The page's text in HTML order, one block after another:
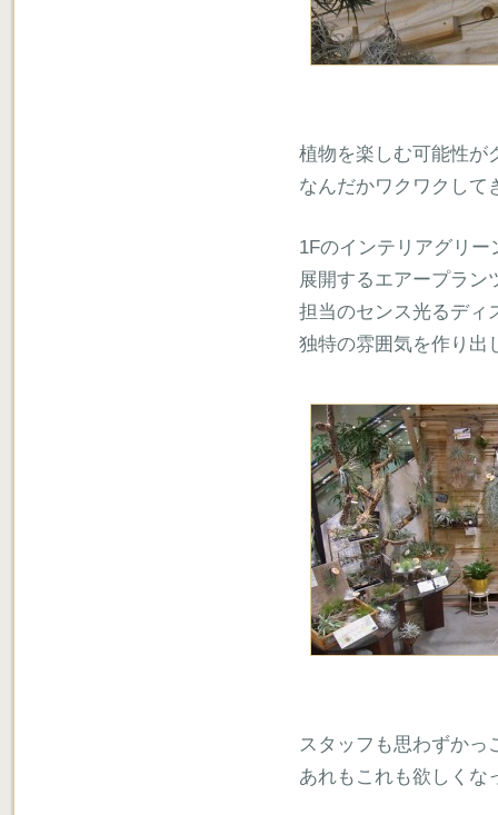
植物を楽しむ可能性が
なんだかワクワクして
1Fのインテリアグリ
展開するエアープラン
担当のセンス光るディ
独特の雰囲気を作り出
スタッフも思わずかっ
あれもこれも欲しくな